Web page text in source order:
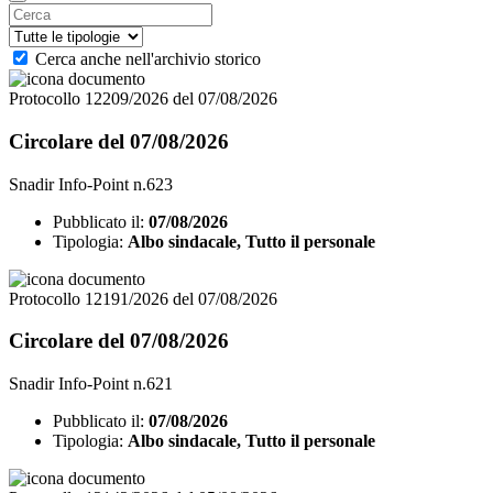
Cerca anche nell'archivio storico
Protocollo 12209/2026 del 07/08/2026
Circolare del 07/08/2026
Snadir Info-Point n.623
Pubblicato il: 07/08/2026
Tipologia: Albo sindacale, Tutto il personale
Protocollo 12191/2026 del 07/08/2026
Circolare del 07/08/2026
Snadir Info-Point n.621
Pubblicato il: 07/08/2026
Tipologia: Albo sindacale, Tutto il personale